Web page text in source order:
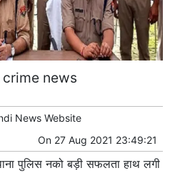
news
News Website
On 27 Aug 2021 23:49:21
पुलिस नको बड़ी सफलता हाथ लगी